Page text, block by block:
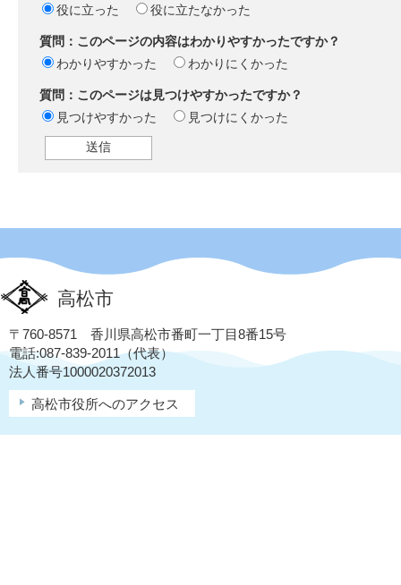
役に立った
役に立たなかった
質問：このページの内容はわかりやすかったですか？
わかりやすかった
わかりにくかった
質問：このページは見つけやすかったですか？
見つけやすかった
見つけにくかった
高松市
〒760-8571 香川県高松市番町一丁目8番15号
電話:087-839-2011（代表）
法人番号1000020372013
高松市役所へのアクセス